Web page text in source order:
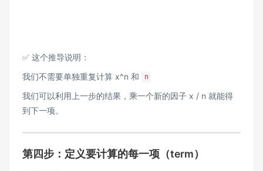
✅ 这个推导说明：
我们不需要单独重复计算 x^n 和
n
我们可以利用上一步的结果，乘一个新的因子 x / n 就能得
到下一项。
第四步：定义要计算的每一项（term）